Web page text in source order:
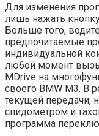
Для изменения
лишь нажать
Больше того,
предпочитаемые
индивидуальной
любой момент
MDrive на
своего BMW M3. В
текущей передачи,
спидометром и
программа